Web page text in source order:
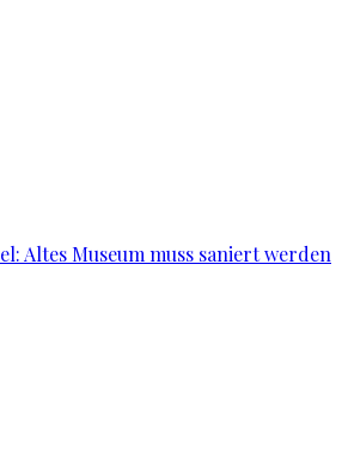
Altes Museum muss saniert werden